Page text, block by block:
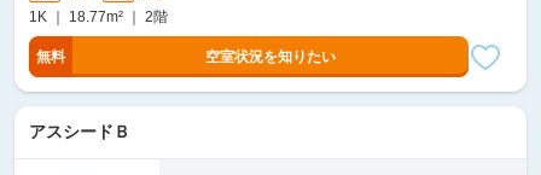
1K ｜ 18.77m² ｜ 2階
無料 空室状況を知りたい
アスシードＢ